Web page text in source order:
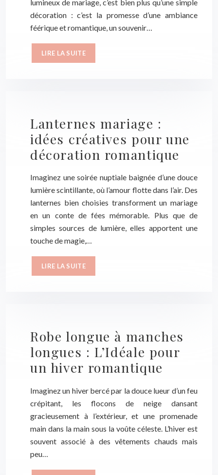
lumineux de mariage, c’est bien plus qu’une simple
décoration : c’est la promesse d’une ambiance
féérique et romantique, un souvenir…
LIRE LA SUITE
Lanternes mariage :
idées créatives pour une
décoration romantique
Imaginez une soirée nuptiale baignée d’une douce
lumière scintillante, où l’amour flotte dans l’air. Des
lanternes bien choisies transforment un mariage
en un conte de fées mémorable. Plus que de
simples sources de lumière, elles apportent une
touche de magie,…
LIRE LA SUITE
Robe longue à manches
longues : L’Idéale pour
un hiver romantique
Imaginez un hiver bercé par la douce lueur d’un feu
crépitant, les flocons de neige dansant
gracieusement à l’extérieur, et une promenade
main dans la main sous la voûte céleste. L’hiver est
souvent associé à des vêtements chauds mais
peu…